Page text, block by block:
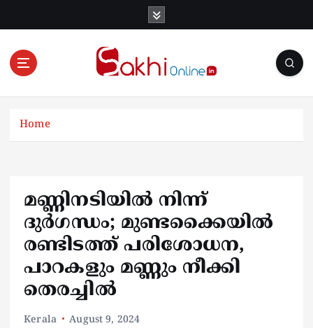
Online News Portal
Home
മണ്ണിനടിയില്‍ നിന്ന്
ദുര്‍ഗന്ധം; മുണ്ടക്കൈയില്‍
രണ്ടിടത്ത് പരിശോധന,
പാറകളും മണ്ണും നീക്കി
തെരച്ചില്‍
Kerala August 9, 2024